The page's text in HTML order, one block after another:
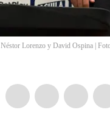
Néstor Lorenzo y David Ospina |